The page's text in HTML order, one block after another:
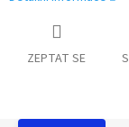
ZEPTAT SE